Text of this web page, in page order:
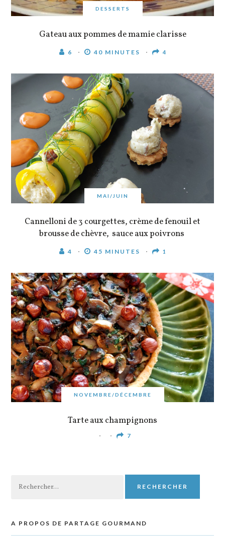
DESSERTS
Gateau aux pommes de mamie clarisse
6 40 MINUTES 4
MAI/JUIN
Cannelloni de 3 courgettes, crème de fenouil et
brousse de chèvre, sauce aux poivrons
4 45 MINUTES 1
NOVEMBRE/DÉCEMBRE
Tarte aux champignons
7
A PROPOS DE PARTAGE GOURMAND